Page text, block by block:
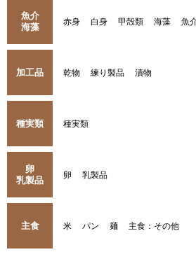
魚介
海藻
赤身 白身 甲殻類 海藻 魚
加工品 乾物 練り製品 漬物
種実類 種実類
卵
乳製品
卵 乳製品
主食 米 パン 麺 主食：その他